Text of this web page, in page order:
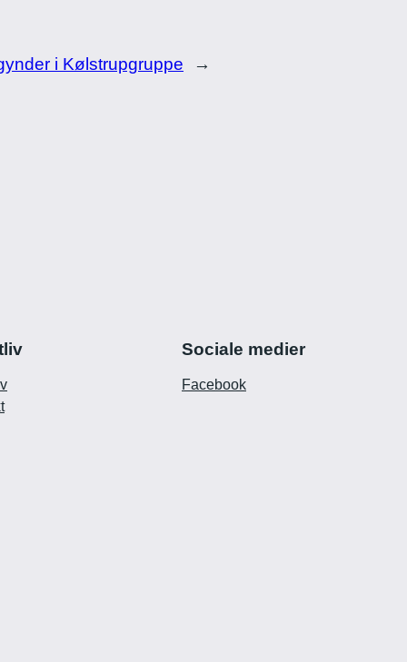
i Kølstrupgruppe →
Sociale medier
Facebook